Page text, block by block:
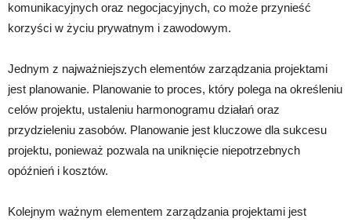
komunikacyjnych oraz negocjacyjnych, co może przynieść
korzyści w życiu prywatnym i zawodowym.
Jednym z najważniejszych elementów zarządzania projektami
jest planowanie. Planowanie to proces, który polega na określeniu
celów projektu, ustaleniu harmonogramu działań oraz
przydzieleniu zasobów. Planowanie jest kluczowe dla sukcesu
projektu, ponieważ pozwala na uniknięcie niepotrzebnych
opóźnień i kosztów.
Kolejnym ważnym elementem zarządzania projektami jest